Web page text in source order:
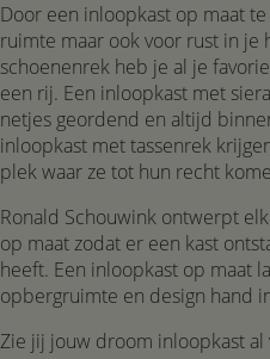
Door een inloopkast op maat
ruimte maar ook voor rust in
schoenenrek heb je al je
een rij. Een inloopkast met
netjes geordend en altijd
inloopkast met tassenrek
plek waar ze tot hun recht
Ronald Schouwink ontwerpt
op maat zodat er een kast
heeft. Een inloopkast op maat
opbergruimte en design hand
Zie jij jouw droom inloopkast al